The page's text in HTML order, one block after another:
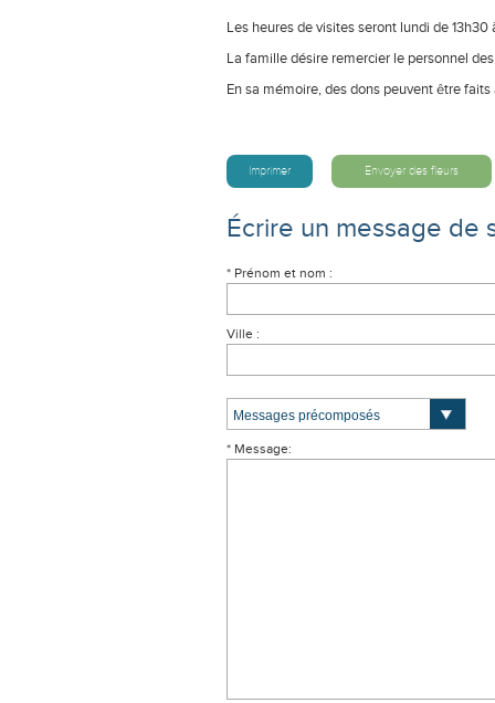
Les heures de visites seront lundi de 13h30
La famille désire remercier le personnel
En sa mémoire, des dons peuvent être
Imprimer Envoyer des fleurs
Écrire un message de
* Prénom et nom :
Ville :
* Message: